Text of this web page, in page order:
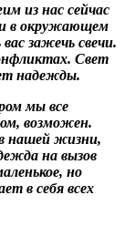
из нас сейчас
и в окружающем
зажечь свечи.
Свет
надежды.
мы все
возможен.
нашей жизни,
на вызов
но
в себя всех